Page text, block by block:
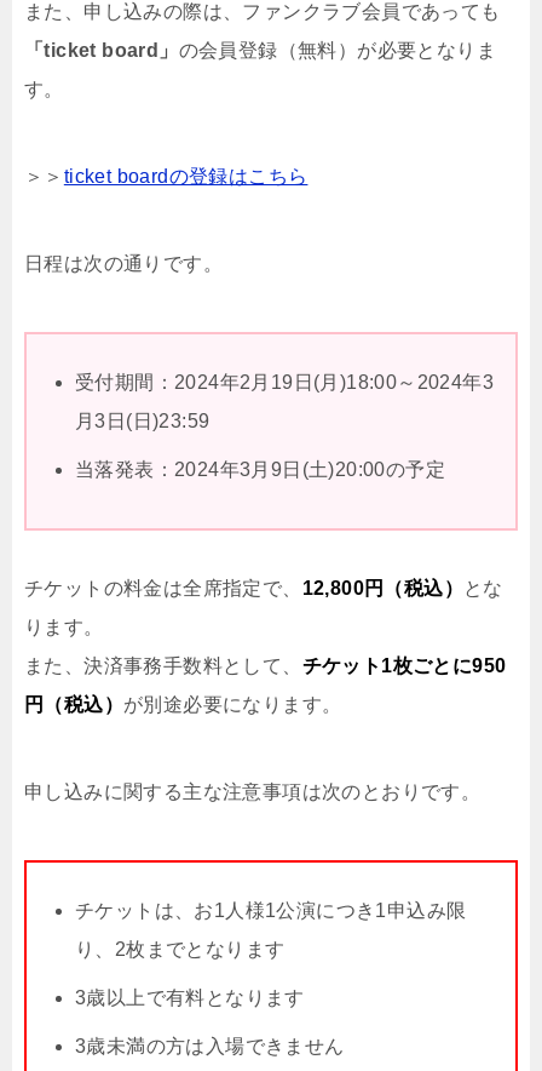
また、申し込みの際は、ファンクラブ会員であっても
「ticket board」 の会員登録（無料）が必要となりま
す。
＞＞ ticket boardの登録はこちら
日程は次の通りです。
受付期間：2024年2月19日(月)18:00～2024年3
月3日(日)23:59
当落発表：2024年3月9日(土)20:00の予定
チケットの料金は全席指定で、 12,800円（税込）
とな
ります。
また、決済事務手数料として、 チケット1枚ごとに950
円（税込） が別途必要になります。
申し込みに関する主な注意事項は次のとおりです。
チケットは、お1人様1公演につき1申込み限
り、2枚までとなります
3歳以上で有料となります
3歳未満の方は入場できません